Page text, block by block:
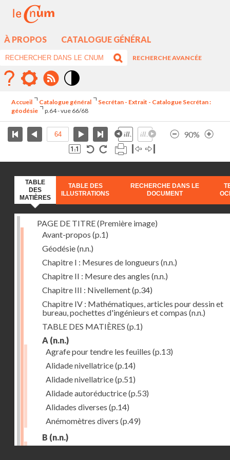
À PROPOS CATALOGUE GÉNÉRAL
RECHERCHE AVANCÉE
élévé
Accueil Catalogue général
Secrétan - Extrait - Catalogue Secrétan :
géodésie
p.64 - vue 66/68
90%
TABLE
DES
MATIÈRES
TABLE DES
ILLUSTRATIONS
RECHERCHE DANS LE
DOCUMENT
PAGE DE TITRE (Première image)
Avant-propos (p.1)
Géodésie(n.n.)
Chapitre I : Mesures de longueurs (n.n.)
Chapitre II : Mesure des angles (n.n.)
Chapitre III : Nivellement(p.34)
Chapitre IV : Mathématiques, articles pour dessin et
bureau, pochettes d'ingénieurs et compas (n.n.)
TABLE DES MATIÈRES (p.1)
A (n.n.)
Agrafe pour tendre les feuilles (p.13)
Alidade nivellatrice(p.14)
Alidade nivellatrice(p.51)
Alidade autoréductrice(p.53)
Alidades diverses (p.14)
Anémomètres divers (p.49)
B (n.n.)
Barème graphique(p.53)